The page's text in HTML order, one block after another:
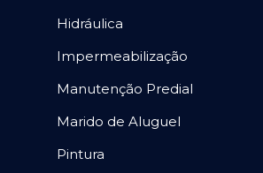
Hidráulica
Impermeabilização
Manutenção Predial
Marido de Aluguel
Pintura